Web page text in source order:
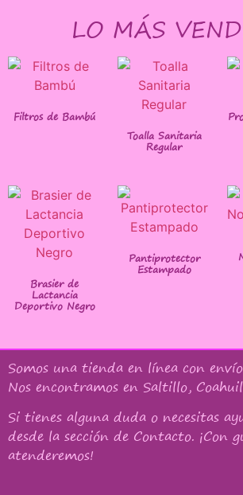
LO MÁS
Filtros de Bambú
Toalla Sanitaria
Regular
Brasier de
Lactancia
Deportivo Negro
Pantiprotector
Estampado
Somos una tienda en línea con
Nos encontramos en Saltillo,
Si tienes alguna duda o necesitas
desde la sección de Contacto. ¡Con
atenderemos!